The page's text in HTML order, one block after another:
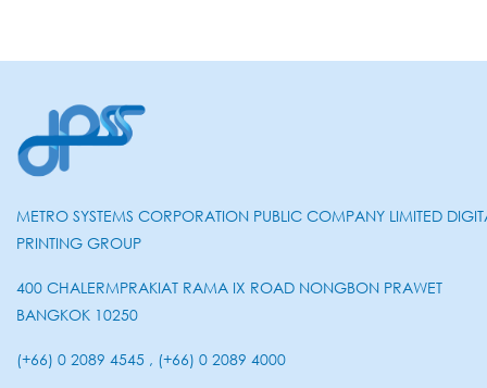
METRO SYSTEMS CORPORATION PUBLIC COMPANY LIMITED
PRINTING GROUP
400 CHALERMPRAKIAT RAMA IX ROAD NONGBON PRAWET
BANGKOK 10250
(+66) 0 2089 4545 , (+66) 0 2089 4000